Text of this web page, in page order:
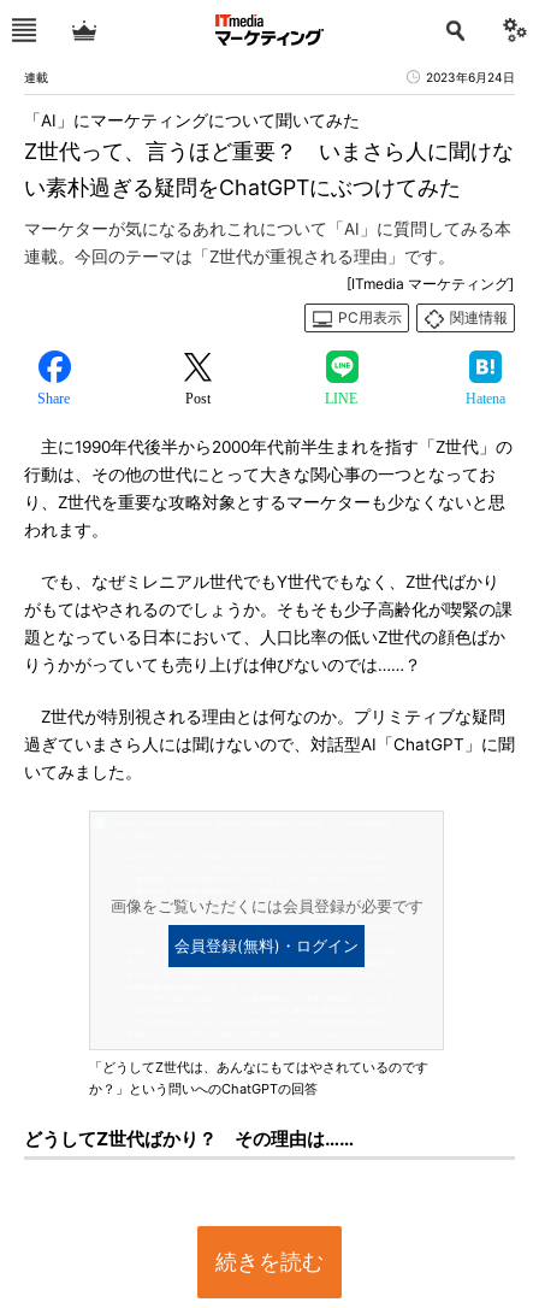
連載 2023年6月24日
Z世代って、言うほど重要？ いまさら人に聞けな
い素朴過ぎる疑問をChatGPTにぶつけてみた
「AI」にマーケティングについて聞いてみた
マーケターが気になるあれこれについて「AI」に質問してみる本
連載。今回のテーマは「Z世代が重視される理由」です。
[ITmedia マーケティング]
PC用表示
関連情報
Share Post LINE Hatena
主に1990年代後半から2000年代前半生まれを指す「Z世代」の
行動は、その他の世代にとって大きな関心事の一つとなってお
り、Z世代を重要な攻略対象とするマーケターも少なくないと思
われます。
でも、なぜミレニアル世代でもY世代でもなく、Z世代ばかり
がもてはやされるのでしょうか。そもそも少子高齢化が喫緊の課
題となっている日本において、人口比率の低いZ世代の顔色ばか
りうかがっていても売り上げは伸びないのでは……？
Z世代が特別視される理由とは何なのか。プリミティブな疑問
過ぎていまさら人には聞けないので、対話型AI「ChatGPT」に聞
いてみました。
画像をご覧いただくには会員登録が必要です
会員登録(無料)・ログイン
「どうしてZ世代は、あんなにもてはやされているのです
か？」という問いへのChatGPTの回答
どうしてZ世代ばかり？ その理由は……
続きを読む